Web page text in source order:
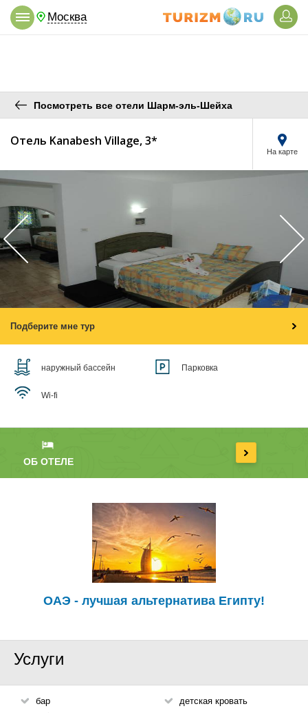
Москва
Посмотреть все отели Шарм-эль-Шейха
Отель Kanabesh Village, 3*
На карте
Подберите мне тур
наружный бассейн Парковка
Wi-fi
ОБ ОТЕЛЕ
ОАЭ - лучшая альтернатива Египту!
Услуги
бар
детская кровать